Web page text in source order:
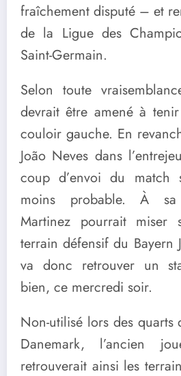
fraîchement disputé – et
de la Ligue des
Saint-Germain.
Selon toute
devrait être amené à
couloir gauche. En
João Neves dans
coup d’envoi du match
moins probable. À sa
Martinez pourrait
terrain défensif du Bayern
va donc retrouver un
bien, ce mercredi soir.
Non-utilisé lors des
Danemark, l’ancien
retrouverait ainsi les